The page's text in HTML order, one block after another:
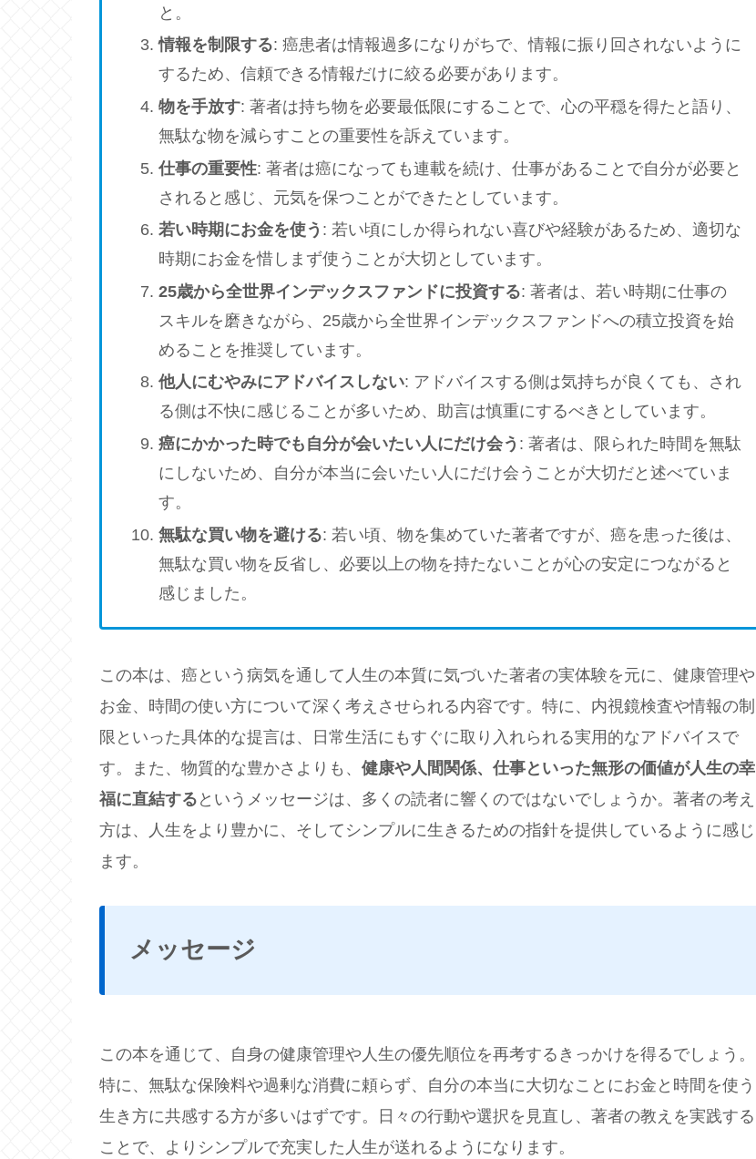
と。
情報を制限する: 癌患者は情報過多になりがちで、情報に振り回されないように
するため、信頼できる情報だけに絞る必要があります。
物を手放す: 著者は持ち物を必要最低限にすることで、心の平穏を得たと語り、
無駄な物を減らすことの重要性を訴えています。
仕事の重要性: 著者は癌になっても連載を続け、仕事があることで自分が必要と
されると感じ、元気を保つことができたとしています。
若い時期にお金を使う : 若い頃にしか得られない喜びや経験があるため、適切な
時期にお金を惜しまず使うことが大切としています。
25歳から全世界インデックスファンドに投資する: 著者は、若い時期に仕事の
スキルを磨きながら、25歳から全世界インデックスファンドへの積立投資を始
めることを推奨しています。
他人にむやみにアドバイスしない: アドバイスする側は気持ちが良くても、され
る側は不快に感じることが多いため、助言は慎重にするべきとしています。
癌にかかった時でも自分が会いたい人にだけ会う : 著者は、限られた時間を無駄
にしないため、自分が本当に会いたい人にだけ会うことが大切だと述べていま
す。
無駄な買い物を避ける: 若い頃、物を集めていた著者ですが、癌を患った後は、
無駄な買い物を反省し、必要以上の物を持たないことが心の安定につながると
感じました。
この本は、癌という病気を通して人生の本質に気づいた著者の実体験を元に、健康管理や
お金、時間の使い方について深く考えさせられる内容です。特に、内視鏡検査や情報の制
限といった具体的な提言は、日常生活にもすぐに取り入れられる実用的なアドバイスで
す。また、物質的な豊かさよりも、 健康や人間関係、仕事といった無形の価値が人生の幸
福に直結する というメッセージは、多くの読者に響くのではないでしょうか。著者の考え
方は、人生をより豊かに、そしてシンプルに生きるための指針を提供しているように感じ
ます。
メッセージ
この本を通じて、自身の健康管理や人生の優先順位を再考するきっかけを得るでしょう。
特に、無駄な保険料や過剰な消費に頼らず、自分の本当に大切なことにお金と時間を使う
生き方に共感する方が多いはずです。日々の行動や選択を見直し、著者の教えを実践する
ことで、よりシンプルで充実した人生が送れるようになります。